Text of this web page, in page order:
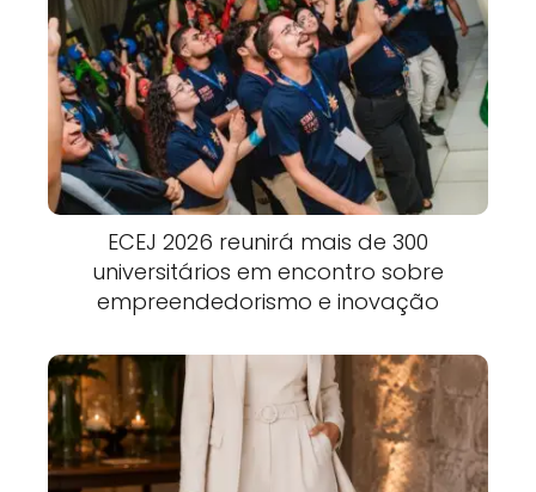
ECEJ 2026 reunirá mais de 300
universitários em encontro sobre
empreendedorismo e inovação